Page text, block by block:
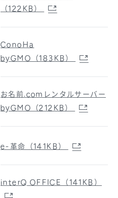
（122KB）
ConoHa
byGMO（183KB）
お名前.comレンタルサーバー
byGMO（212KB）
e-革命（141KB）
interQ OFFICE（141KB）